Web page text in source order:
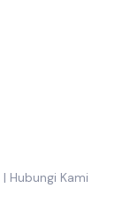
| Hubungi Kami